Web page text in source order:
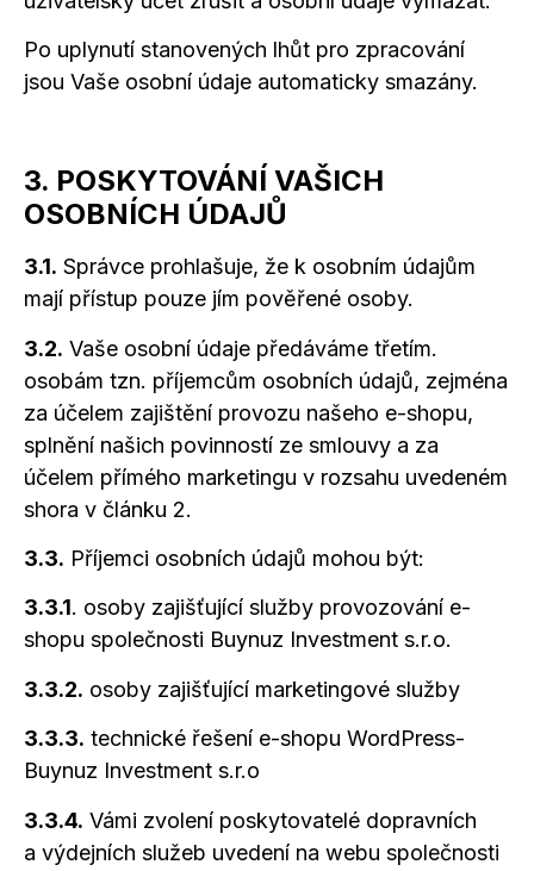
Po uplynutí stanovených lhůt pro zpracování
jsou Vaše osobní údaje automaticky smazány.
3. POSKYTOVÁNÍ VAŠICH
OSOBNÍCH ÚDAJŮ
3.1. Správce prohlašuje, že k osobním údajům
mají přístup pouze jím pověřené osoby.
3.2. Vaše osobní údaje předáváme třetím.
osobám tzn. příjemcům osobních údajů, zejména
za účelem zajištění provozu našeho e-shopu,
splnění našich povinností ze smlouvy a za
účelem přímého marketingu v rozsahu uvedeném
shora v článku 2.
3.3. Příjemci osobních údajů mohou být:
3.3.1. osoby zajišťující služby provozování e-
shopu společnosti Buynuz Investment s.r.o.
3.3.2. osoby zajišťující marketingové služby
3.3.3. technické řešení e-shopu WordPress-
Buynuz Investment s.r.o
3.3.4. Vámi zvolení poskytovatelé dopravních
a výdejních služeb uvedení na webu společnosti